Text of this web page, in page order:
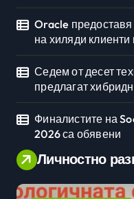
Oracle
на хиляди
Седем от десет
предлагат
Финалистите на
2026 са обявени
Личностно